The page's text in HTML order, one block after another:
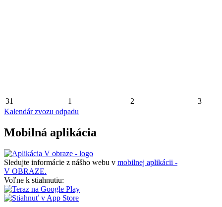
31 1 2
3
Kalendár zvozu odpadu
Mobilná aplikácia
Sledujte informácie z nášho webu v mobilnej aplikácii -
V OBRAZE.
Voľne k stiahnutiu: